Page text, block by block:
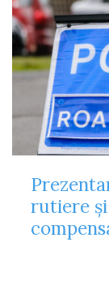
rutiere